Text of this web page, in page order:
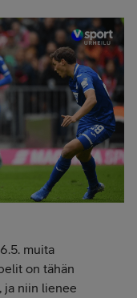
muita
on tähän
ja niin lienee